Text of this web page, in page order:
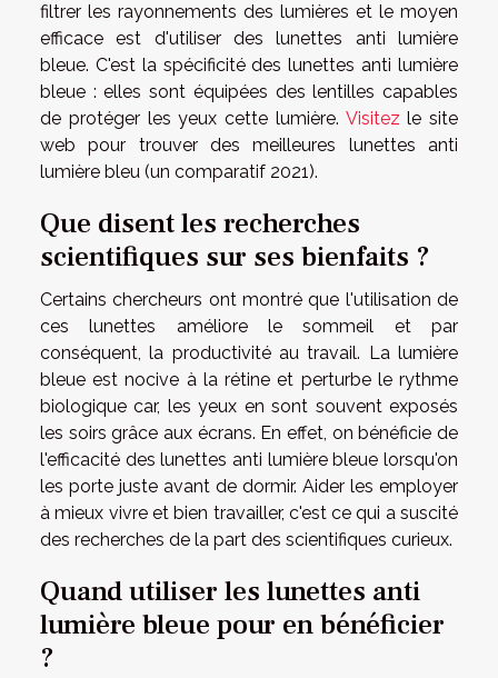
filtrer les rayonnements des lumières et le moyen
efficace est d'utiliser des lunettes anti lumière
bleue. C'est la spécificité des lunettes anti lumière
bleue : elles sont équipées des lentilles capables
de protéger les yeux cette lumière. Visitez le site
web pour trouver des meilleures lunettes anti
lumière bleu (un comparatif 2021).
Que disent les recherches
scientifiques sur ses bienfaits ?
Certains chercheurs ont montré que l'utilisation de
ces lunettes améliore le sommeil et par
conséquent, la productivité au travail. La lumière
bleue est nocive à la rétine et perturbe le rythme
biologique car, les yeux en sont souvent exposés
les soirs grâce aux écrans. En effet, on bénéficie de
l'efficacité des lunettes anti lumière bleue lorsqu'on
les porte juste avant de dormir. Aider les employer
à mieux vivre et bien travailler, c'est ce qui a suscité
des recherches de la part des scientifiques curieux.
Quand utiliser les lunettes anti
lumière bleue pour en bénéficier
?